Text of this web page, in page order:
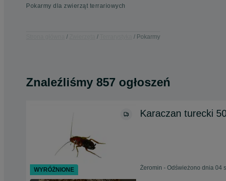
Pokarmy dla zwierząt terrariowych
Pokarmy
Znaleźliśmy 857 ogłoszeń
Karaczan turecki
Żeromin - Odświeżono dnia 04
WYRÓŻNIONE